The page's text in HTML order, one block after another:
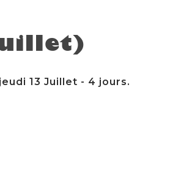
13 Juillet - 4 jours.